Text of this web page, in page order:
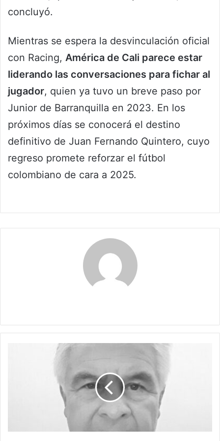
concluyó.
Mientras se espera la desvinculación oficial
con Racing, América de Cali parece estar
liderando las conversaciones para fichar al
jugador, quien ya tuvo un breve paso por
Junior de Barranquilla en 2023. En los
próximos días se conocerá el destino
definitivo de Juan Fernando Quintero, cuyo
regreso promete reforzar el fútbol
colombiano de cara a 2025.